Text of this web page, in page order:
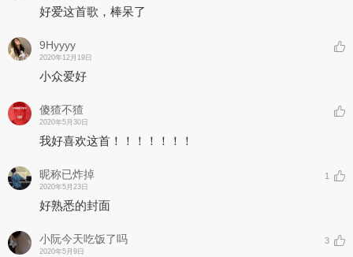
好爱这首歌，棒呆了
9Hyyyy
2020年12月19日
小众爱好
傻猹不猹
2020年5月30日
我好喜欢这首！！！！！！！
昵称已炸掉
2020年5月23日
1
好熟悉的封面
小阮今天吃饭了吗
2020年5月9日
3